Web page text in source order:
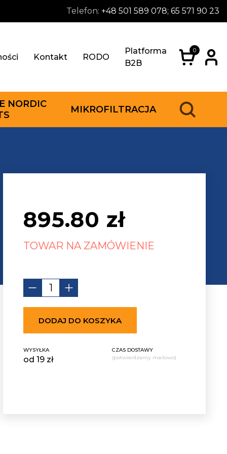
Telefon: +48 501 589 078; 65 571 90 23
Kontakt RODO
Platforma
B2B
0
NORDIC
MIKROFILTRACJA
895.80 zł
TOWAR NA ZAMÓWIENIE
DODAJ DO KOSZYKA
WYSYŁKA
od 19 zł
CZAS DOSTAWY
(potwierdzamy mailowo)